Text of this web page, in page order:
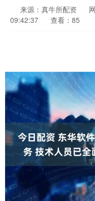
来源：真牛所配资
09:42:37
查看：85